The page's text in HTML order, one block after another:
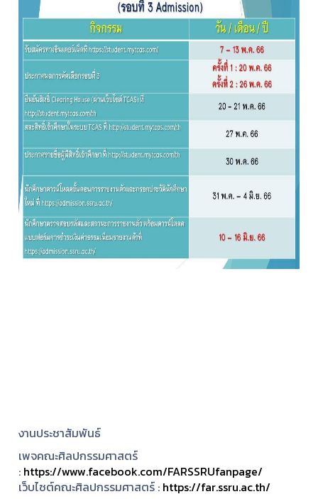
งานประชาสัมพันธ์
เพจคณะศิลปกรรมศาสตร์
: https://www.facebook.com/FARSSRUfanpage/
เว็บไซต์คณะศิลปกรรมศาสตร์ : https://far.ssru.ac.th/